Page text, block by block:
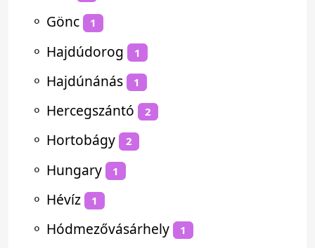
⚬ Gönc 1
⚬ Hajdúdorog 1
⚬ Hajdúnánás 1
⚬ Hercegszántó 2
⚬ Hortobágy 2
⚬ Hungary 1
⚬ Hévíz 1
⚬ Hódmezővásárhely 1